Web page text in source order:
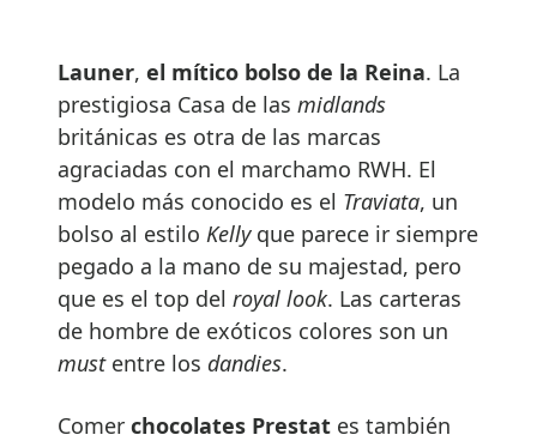
Launer, el mítico bolso de la Reina. La
prestigiosa Casa de las midlands
británicas es otra de las marcas
agraciadas con el marchamo RWH. El
modelo más conocido es el Traviata, un
bolso al estilo Kellyque parece ir siempre
pegado a la mano de su majestad, pero
que es el top del royal look. Las carteras
de hombre de exóticos colores son un
mustentre los dandies.
Comer chocolates Prestat es también